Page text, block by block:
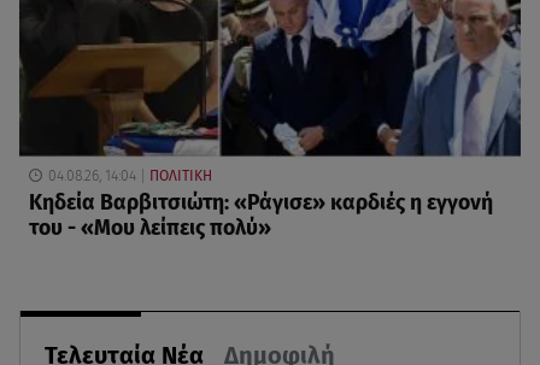
Τελευταία Νέα Δημοφιλή
04.08.26, 14:04 ΠΟΛΙΤΙΚΗ
Κηδεία Βαρβιτσιώτη: «Ράγισε» καρδιές η εγγονή
του - «Μου λείπεις πολύ»